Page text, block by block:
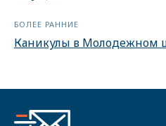
БОЛЕЕ РАННИЕ
Каникулы в Молодежном